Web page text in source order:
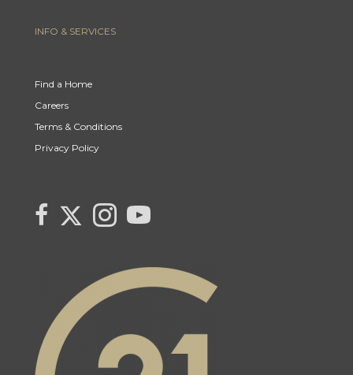
INFO & SERVICES
Find a Home
Careers
Terms & Conditions
Privacy Policy
link to Century 21 Canada's facebook page
Link to Century 21 Canada's Twitter page
Link to Century 21 Canada's Instagram page
link to Century 21 Canada's YouTube page